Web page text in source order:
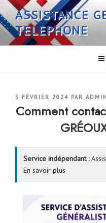
Aller
au
contenu
principal
ASSISTANCE
TELEPHONE
PUBLIÉ
LE
5 FÉVRIER 2024 PAR
Comment
Service indépendant :
En savoir plus